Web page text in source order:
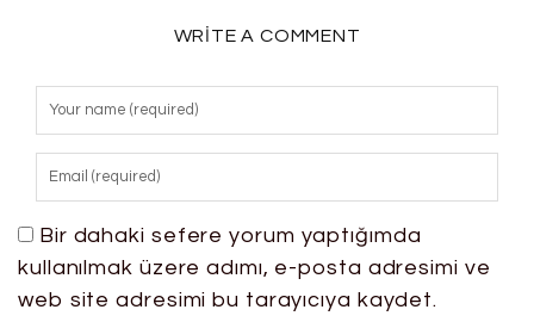
WRITE A COMMENT
Bir dahaki sefere yorum yaptığımda
kullanılmak üzere adımı, e-posta adresimi ve
web site adresimi bu tarayıcıya kaydet.